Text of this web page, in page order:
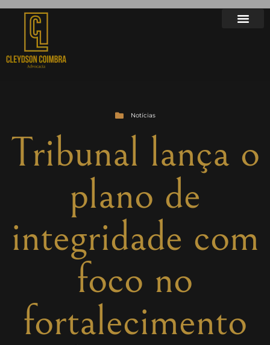
Notícias
Tribunal lança o
plano de
integridade com
foco no
fortalecimento